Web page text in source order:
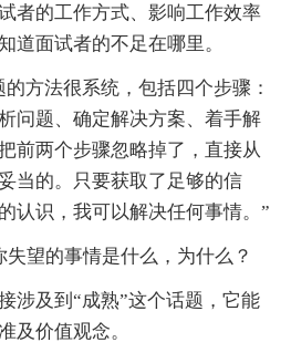
者的工作方式、影响工作效率
道面试者的不足在哪里。
法很系统，包括四个步骤：
问题、确定解决方案、着手解
前两个步骤忽略掉了，直接从
当的。只要获取了足够的信
认识，我可以解决任何事情。”
望的事情是什么，为什么？
及到“成熟”这个话题，它能
及价值观念。